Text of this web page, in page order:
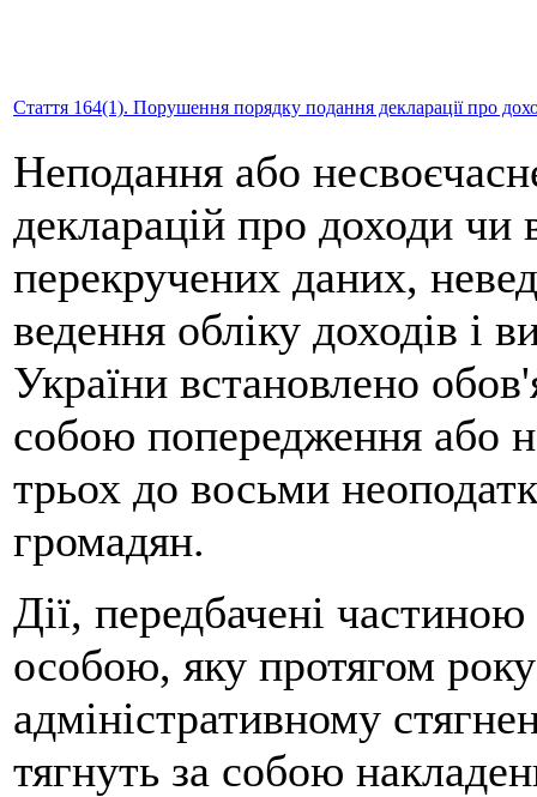
Стаття 164(1). Порушення порядку подання декларації про
Неподання або
декларацій про доходи чи
перекручених даних,
ведення обліку доходів і
України встановлено
собою попередження або
трьох до восьми
громадян.
Дії, передбачені
особою, яку протягом
адміністративному
тягнуть за собою